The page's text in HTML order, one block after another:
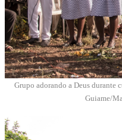
Grupo adorando a Deus durante
Guiame/